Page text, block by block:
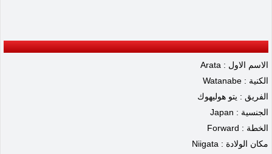
الاسم الاول : Arata
الكنية : Watanabe
الفريق : يتو هوليهوك
الجنسية : Japan
الخطة : Forward
مكان الولادة : Niigata